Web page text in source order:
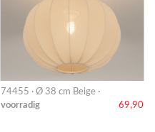
74455 · Ø 38 cm Beige ·
voorradig
69,90